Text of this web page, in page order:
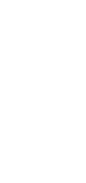
La
que un grupo
Tras la
una
occidental y